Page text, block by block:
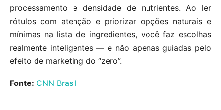
processamento e densidade de nutrientes. Ao ler
rótulos com atenção e priorizar opções naturais e
mínimas na lista de ingredientes, você faz escolhas
realmente inteligentes — e não apenas guiadas pelo
efeito de marketing do “zero”.
Fonte: CNN Brasil